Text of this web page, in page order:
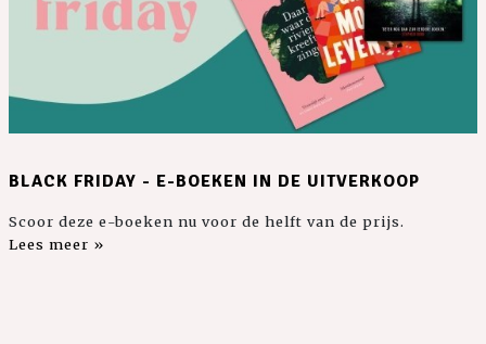
BLACK FRIDAY - E-BOEKEN IN DE UITVERKOOP
Scoor deze e-boeken nu voor de helft van de prijs.
Lees meer »